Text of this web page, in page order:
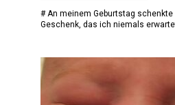
# An meinem Geburtstag
Geschenk, das ich niemals